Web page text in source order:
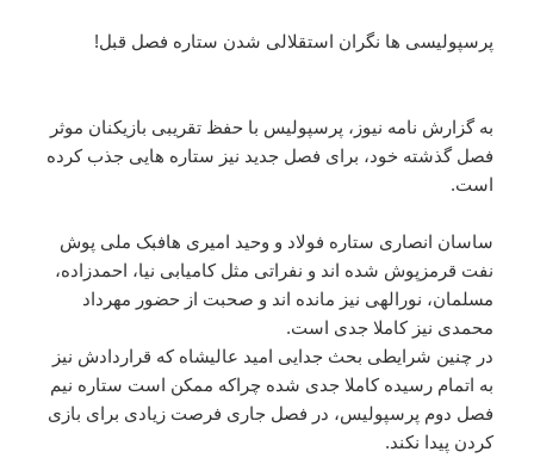
پرسپولیسی ها نگران استقلالی شدن ستاره فصل قبل!
به گزارش نامه نیوز، پرسپولیس با حفظ تقریبی بازیکنان موثر
فصل گذشته خود،‌ برای فصل جدید نیز ستاره هایی جذب کرده
است.
ساسان انصاری ستاره فولاد و وحید امیری هافبک ملی پوش
نفت قرمزپوش شده اند و نفراتی مثل کامیابی نیا، احمدزاده،
مسلمان، نورالهی نیز مانده اند و صحبت از حضور مهرداد
محمدی نیز کاملا جدی است.
در چنین شرایطی بحث جدایی امید عالیشاه که قراردادش نیز
به اتمام رسیده کاملا جدی شده چراکه ممکن است ستاره نیم
فصل دوم پرسپولیس، در فصل جاری فرصت زیادی برای بازی
کردن پیدا نکند.